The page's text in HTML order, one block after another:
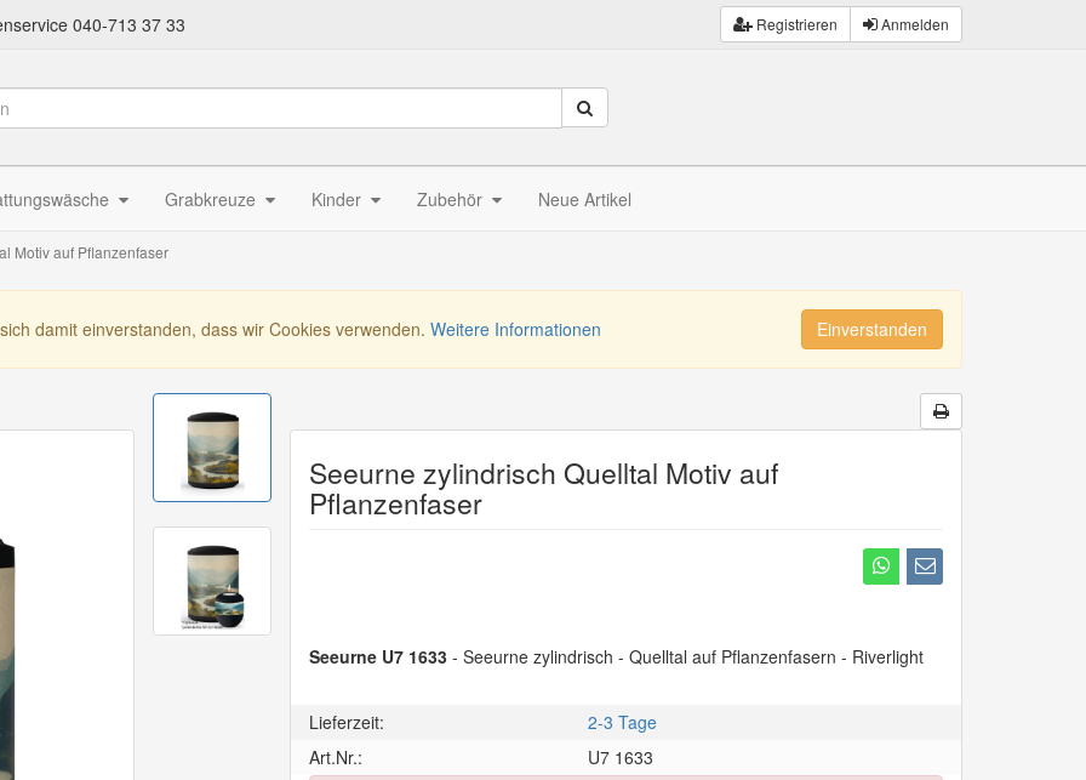
040-713 37 33 Registrieren Anmelden
Grabkreuze Kinder Zubehör Neue Artikel
Motiv auf Pflanzenfaser
damit einverstanden, dass wir Cookies verwenden. Weitere Informationen Einverstanden
Seeurne zylindrisch Quelltal Motiv auf
Pflanzenfaser
Seeurne U7 1633 - Seeurne zylindrisch - Quelltal auf Pflanzenfasern - Riverlight
Lieferzeit:
2-3 Tage
Art.Nr.:
U7 1633